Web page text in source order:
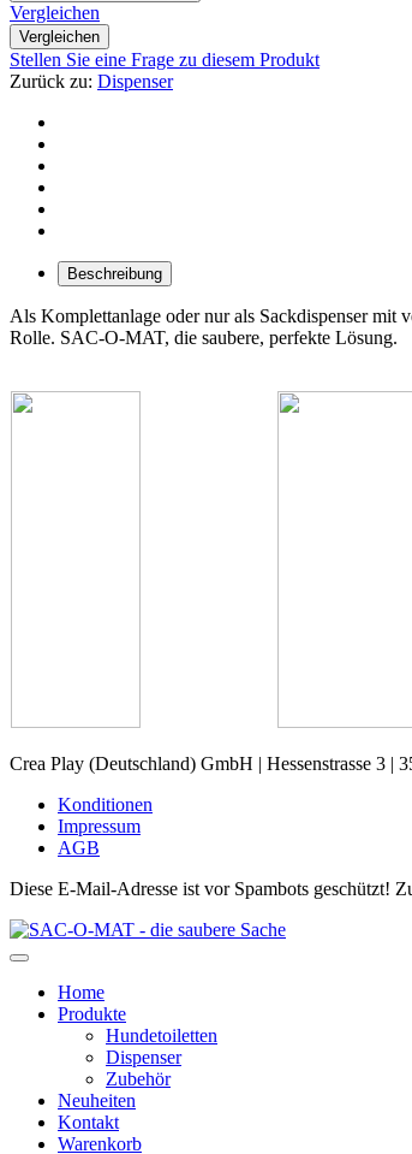
Vergleichen
Vergleichen
Stellen Sie eine Frage zu diesem Produkt
Zurück zu: Dispenser
Beschreibung
Als Komplettanlage oder nur als Sackdispenser mit
Rolle. SAC-O-MAT, die saubere, perfekte Lösung.
Crea Play (Deutschland) GmbH | Hessenstrasse 3 |
Konditionen
Impressum
AGB
Diese E-Mail-Adresse ist vor Spambots geschützt!
Home
Produkte
Hundetoiletten
Dispenser
Zubehör
Neuheiten
Kontakt
Warenkorb